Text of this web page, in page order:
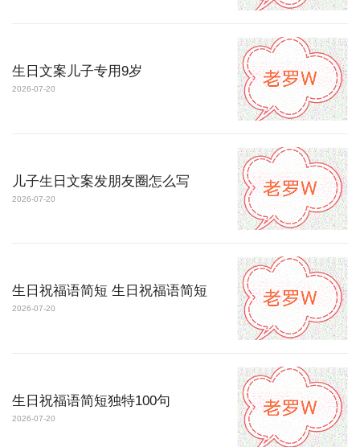
生日文案儿子专用9岁
2026-07-20
儿子生日文案发朋友圈怎么写
2026-07-20
生日祝福语简短 生日祝福语简短
2026-07-20
生日祝福语简短独特100句
2026-07-20